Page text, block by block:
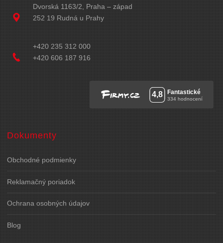
Dvorská 1163/2, Praha – západ
252 19 Rudná u Prahy
+420 235 312 000
+420 606 187 916
Dokumenty
Obchodné podmienky
Reklamačný poriadok
Ochrana osobných údajov
Blog